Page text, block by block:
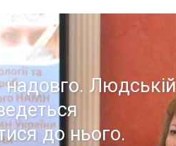
надовго. Людській
до нього.